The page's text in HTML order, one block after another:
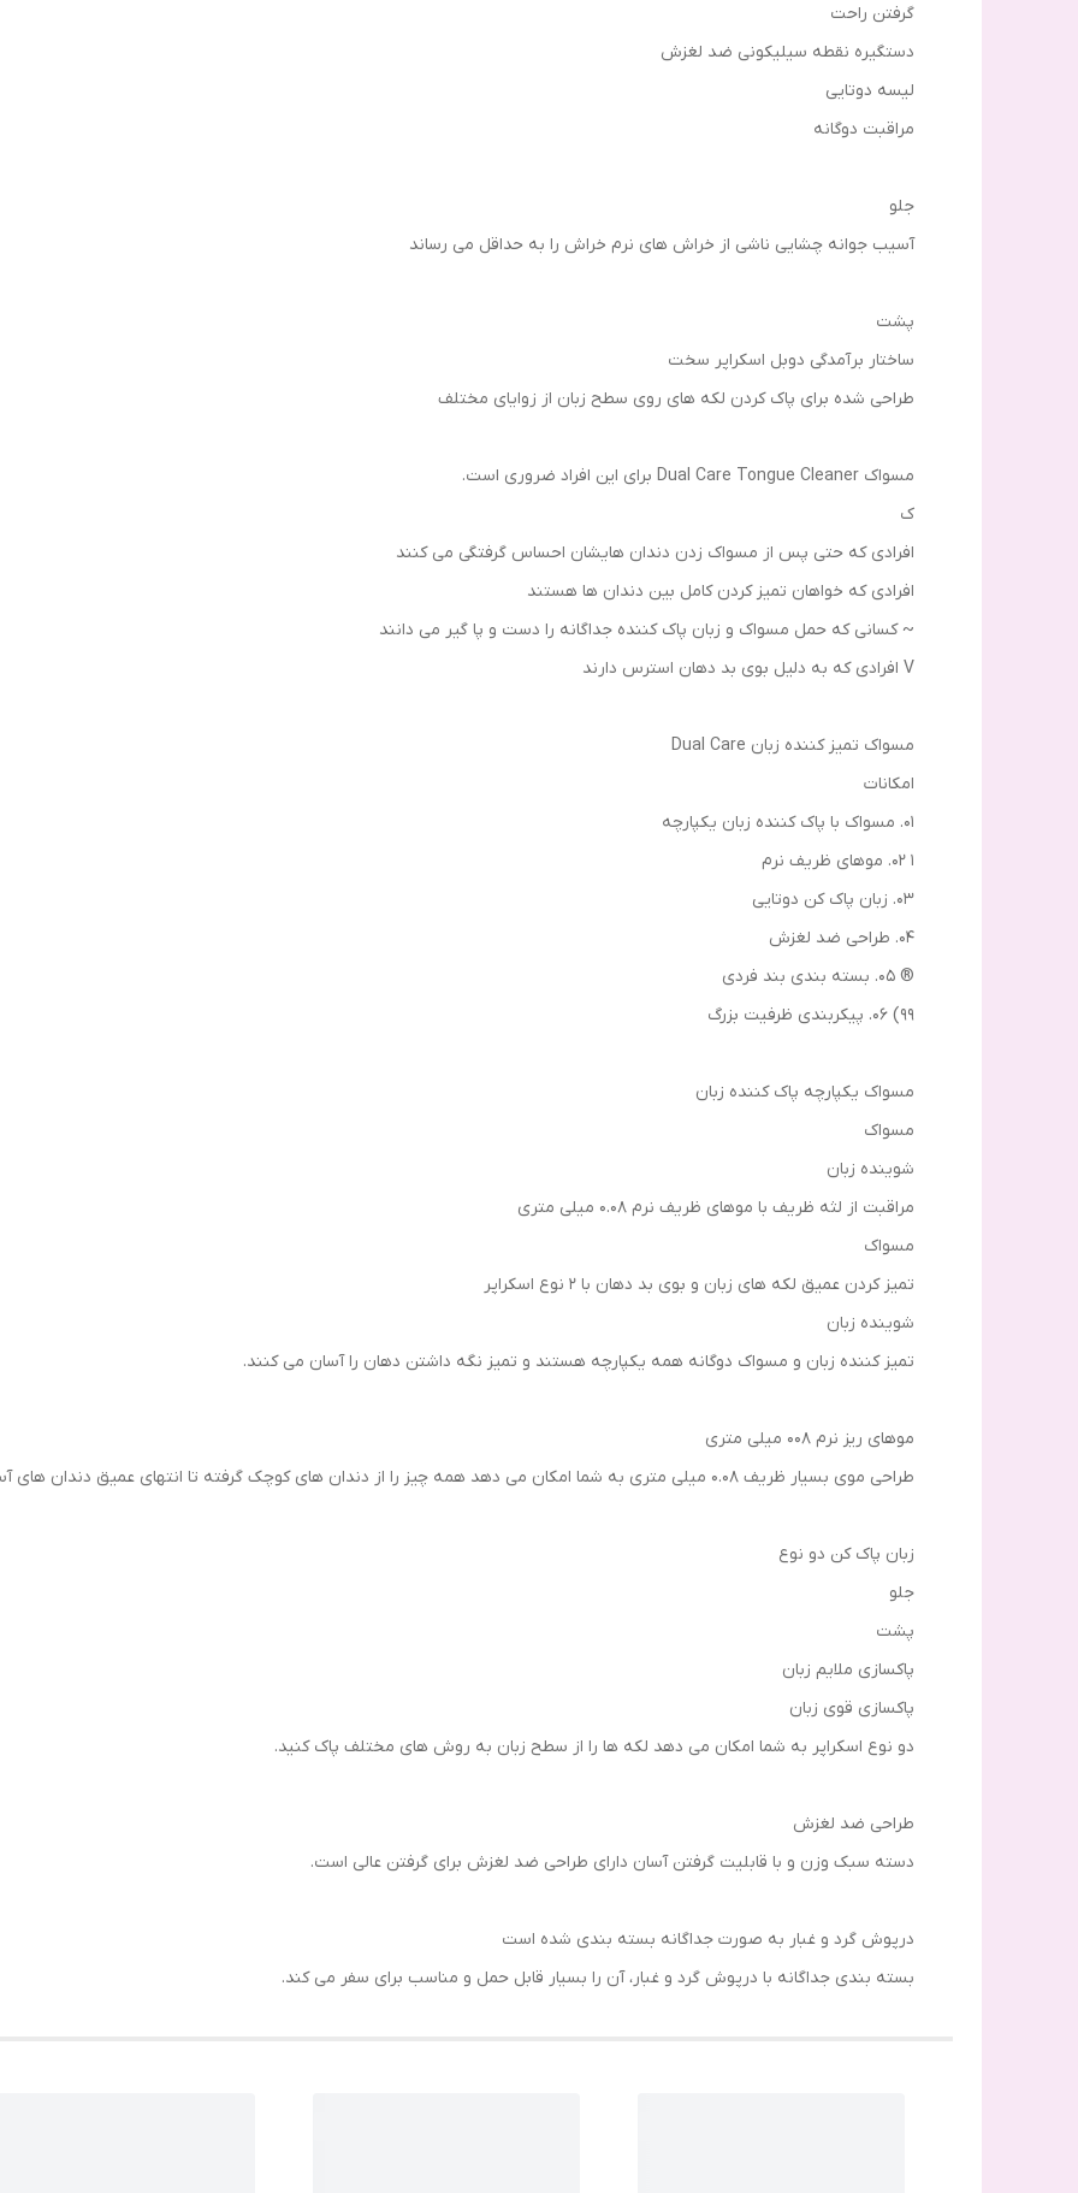
گرفتن راحت
دستگیره نقطه سیلیکونی ضد لغزش
لیسه دوتایی
مراقبت دوگانه
جلو
آسیب جوانه چشایی ناشی از خراش های نرم خراش را به حداقل می رساند
پشت
ساختار برآمدگی دوبل اسکراپر سخت
طراحی شده برای پاک کردن لکه های روی سطح زبان از زوایای مختلف
مسواک Dual Care Tongue Cleaner برای این افراد ضروری است.
ک
افرادی که حتی پس از مسواک زدن دندان هایشان احساس گرفتگی می کنند
افرادی که خواهان تمیز کردن کامل بین دندان ها هستند
~ کسانی که حمل مسواک و زبان پاک کننده جداگانه را دست و پا گیر می دانند
V افرادی که به دلیل بوی بد دهان استرس دارند
مسواک تمیز کننده زبان Dual Care
امکانات
01. مسواک با پاک کننده زبان یکپارچه
1 02. موهای ظریف نرم
03. زبان پاک کن دوتایی
04. طراحی ضد لغزش
® 05. بسته بندی بند فردی
99) 06. پیکربندی ظرفیت بزرگ
مسواک یکپارچه پاک کننده زبان
مسواک
شوینده زبان
مراقبت از لثه ظریف با موهای ظریف نرم 0.08 میلی متری
مسواک
تمیز کردن عمیق لکه های زبان و بوی بد دهان با 2 نوع اسکراپر
شوینده زبان
تمیز کننده زبان و مسواک دوگانه همه یکپارچه هستند و تمیز نگه داشتن دهان را آسان می کنند.
موهای ریز نرم 008 میلی متری
طراحی موی بسیار ظریف 0.08 میلی متری به شما امکان می دهد همه چیز را از دندان های کوچک گرفته تا انتهای عمیق دندان های آسیاب را به خوبی تمیز کنید.
زبان پاک کن دو نوع
جلو
پشت
پاکسازی ملایم زبان
پاکسازی قوی زبان
دو نوع اسکراپر به شما امکان می دهد لکه ها را از سطح زبان به روش های مختلف پاک کنید.
طراحی ضد لغزش
دسته سبک وزن و با قابلیت گرفتن آسان دارای طراحی ضد لغزش برای گرفتن عالی است.
درپوش گرد و غبار به صورت جداگانه بسته بندی شده است
بسته بندی جداگانه با درپوش گرد و غبار، آن را بسیار قابل حمل و مناسب برای سفر می کند.